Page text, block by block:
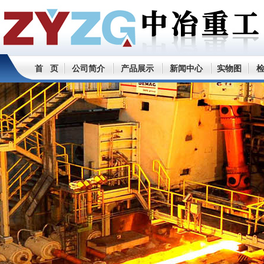
首 页 公司简介 产品展示 新闻中心 实物图